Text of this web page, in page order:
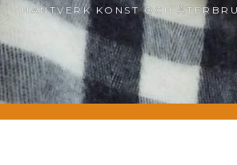
HANTVERK KONST OCH